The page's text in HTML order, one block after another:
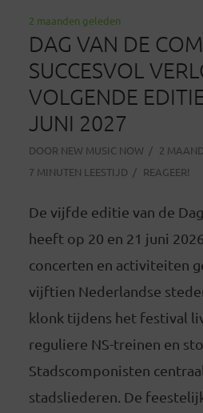
2 maanden geleden
DAG VAN DE
SUCCESVOL
VOLGENDE
JUNI 2027
DOOR NEW MUSIC NOW
2
7 MINUTEN LEESTIJD
REAGEER!
De vijfde editie van de
heeft op 20 en 21 juni
concerten en activiteiten
vijftien Nederlandse
klonk tijdens het festival
reguliere NS-treinen en
Stadscomponisten
stadsliederen. De